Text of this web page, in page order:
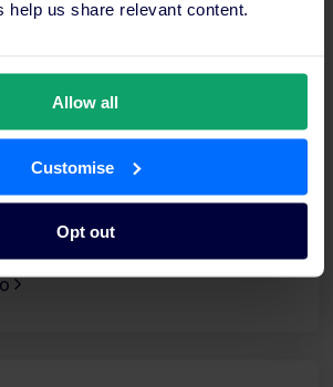
help us share relevant content.
Allow all
Customise
Opt out
de los servicios de tu hotel y
mejorar la experiencia de los